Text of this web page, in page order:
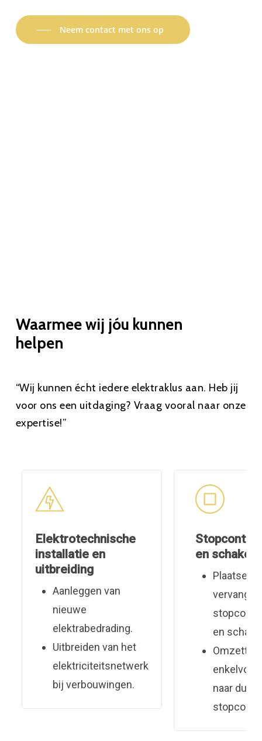
Neem contact met ons op
Waarmee wij jóu kunnen
helpen
“Wij kunnen écht iedere elektraklus aan. Heb jij
voor ons een uitdaging? Vraag vooral naar onze
expertise!”
Elektrotechnische
installatie en
uitbreiding
Aanleggen van
nieuwe
elektrabedrading.
Uitbreiden van het
elektriciteitsnetwerk
bij verbouwingen.
en
Plaatsen
en
Omzetten
naar